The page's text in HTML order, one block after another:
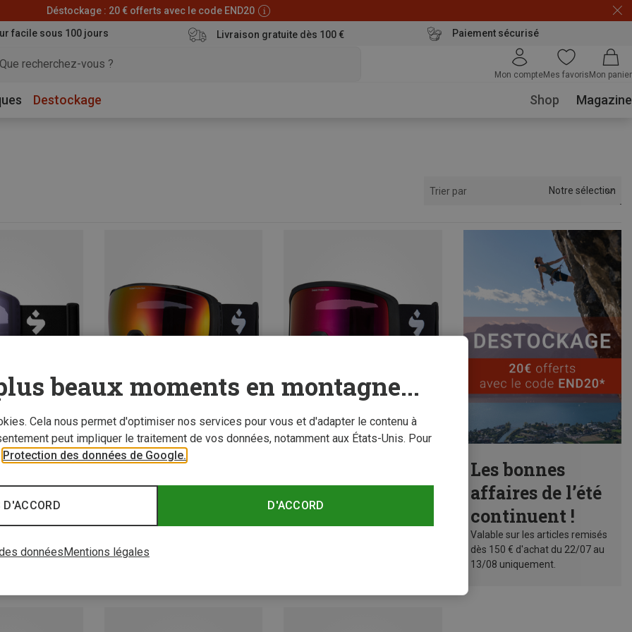
Déstockage : 20 € offerts avec le code END20
facile sous 100 jours Livraison gratuite dès 100 € Paiement sécurisé
Mon compteMes favoris Mon panier
Destockage Shop Magazine
Trier par Notre sélection
19% Vous économisez 21%
Les bonnes
affaires de l’été
continuent !
Valable sur les articles remisés
dès 150 € d'achat du 22/07 au
13/08 uniquement.
beaux moments en montagne...
Cela nous permet d'optimiser nos services pour vous et d'adapter le contenu à
peut impliquer le traitement de vos données, notamment aux États-Unis. Pour
Protection des données de Google.
D'ACCORD
D'ACCORD
donnéesMentions légales